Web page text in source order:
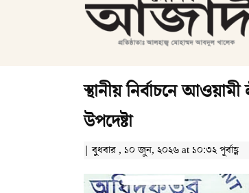
আজাদী
স্থানীয় নির্বাচনে
উপদেষ্টা
| বুধবার , ১০ জুন, ২০২৬ at ১০:৩২ পূর্বাহ্ণ